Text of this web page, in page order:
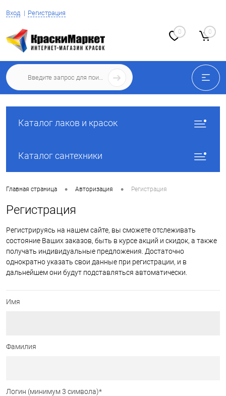
Вход Регистрация
0 0
Каталог лаков и красок
Каталог сантехники
Главная страница • Авторизация • Регистрация
Регистрация
Регистрируясь на нашем сайте, вы сможете отслеживать
состояние Ваших заказов, быть в курсе акций и скидок, а также
получать индивидуальные предложения. Достаточно
однократно указать свои данные при регистрации, и в
дальнейшем они будут подставляться автоматически.
Имя
Фамилия
Логин (минимум 3 символа)*